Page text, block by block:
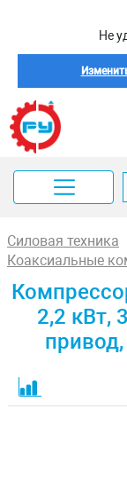
Не
Силовая техника
Коаксиальные
2,2 кВт,